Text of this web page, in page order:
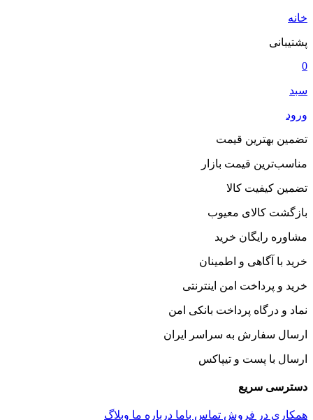
خانه
پشتیبانی
0
سبد
ورود
تضمین بهترین قیمت
مناسب‌ترین قیمت بازار
تضمین کیفیت کالا
بازگشت کالای معیوب
مشاوره رایگان خرید
خرید با آگاهی و اطمینان
خرید و پرداخت امن اینترنتی
نماد و درگاه پرداخت بانکی امن
ارسال سفارش به سراسر ایران
ارسال با پست و تیپاکس
دسترسی سریع
همکاری در فروش تماس باما درباره ما وبلاگ